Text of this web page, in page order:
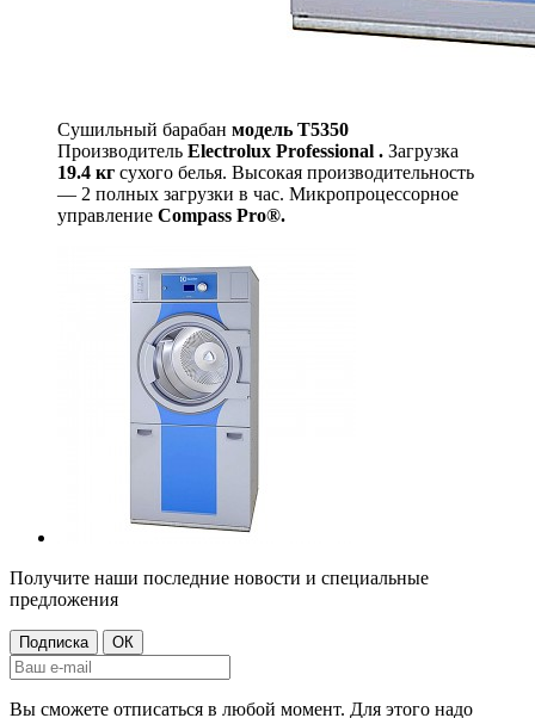
Сушильный барабан модель T5350
Производитель Electrolux Professional . Загрузка
19.4 кг сухого белья. Высокая производительность
— 2 полных загрузки в час. Микропроцессорное
управление Compass Pro®.
Получите наши последние новости и специальные
предложения
Вы сможете отписаться в любой момент. Для этого надо